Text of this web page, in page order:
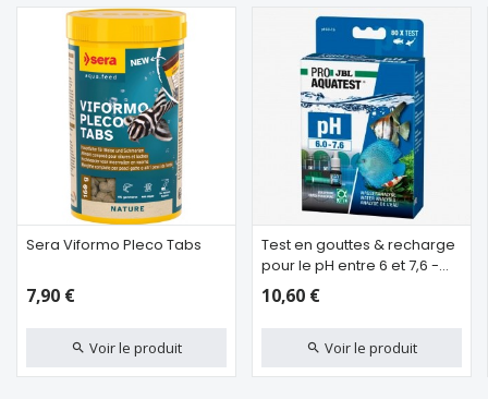
Sera Viformo Pleco Tabs
7,90 €
Voir le produit
Test en gouttes & recharge
pour le pH entre 6 et 7,6 -
JBL pH test 6-7,6
10,60 €
Voir le produit